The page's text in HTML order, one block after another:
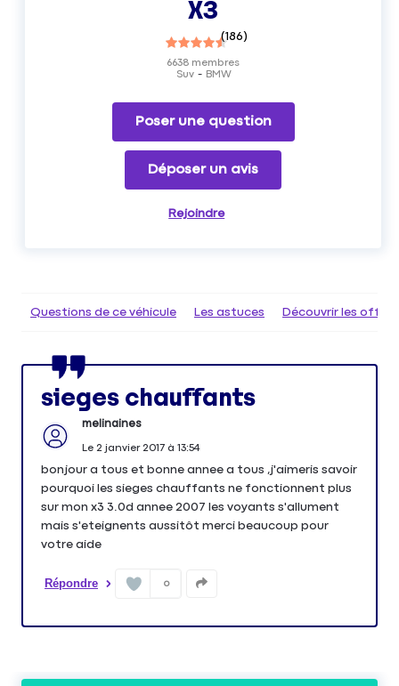
X3
(186)
Suv BMW
6638 membres
Poser une question
Déposer un avis
Rejoindre
Questions de ce véhicule Les astuces Découvrir les
sieges chauffants
melinaines
Le 2 janvier 2017à 13:54
bonjour a tous et bonne annee a tous ,j'aimeris savoir
pourquoi les sieges chauffants ne fonctionnent plus
sur mon x3 3.0d annee 2007 les voyants s'allument
mais s'eteignents aussitôt merci beaucoup pour
votre aide
Répondre 0